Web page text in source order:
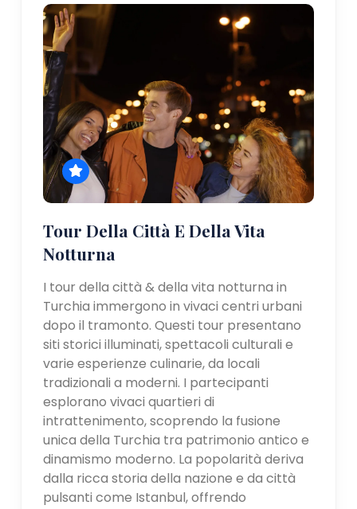
Tour Della Città E Della Vita
Notturna
I tour della città & della vita notturna in
Turchia immergono in vivaci centri urbani
dopo il tramonto. Questi tour presentano
siti storici illuminati, spettacoli culturali e
varie esperienze culinarie, da locali
tradizionali a moderni. I partecipanti
esplorano vivaci quartieri di
intrattenimento, scoprendo la fusione
unica della Turchia tra patrimonio antico e
dinamismo moderno. La popolarità deriva
dalla ricca storia della nazione e da città
pulsanti come Istanbul, offrendo